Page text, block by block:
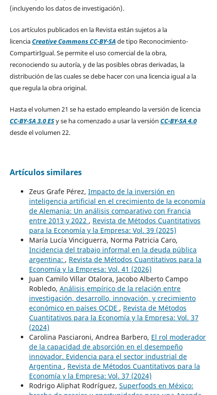
(incluyendo los datos de investigación).
Los artículos publicados en la Revista están sujetos a la
licenciaCreative Commons CC-BY-SAde tipo Reconocimiento-
CompartirIgual. Se permite el uso comercial de la obra,
reconociendo su autoría, y de las posibles obras derivadas, la
distribución de las cuales se debe hacer con una licencia igual a la
que regula la obra original.
Hasta el volumen 21 se ha estado empleando la versión de licencia
CC-BY-SA 3.0 ESy se ha comenzado a usar la versión CC-BY-SA 4.0
desde el volumen 22.
Artículos similares
Zeus Grafe Pérez, Impacto de la inversión en
inteligencia artificial en el crecimiento de la economía
de Alemania: Un análisis comparativo con Francia
entre 2013 y 2022 , Revista de Métodos Cuantitativos
para la Economía y la Empresa: Vol. 39 (2025)
María Lucía Vinciguerra, Norma Patricia Caro,
Incidencia del trabajo informal en la deuda pública
argentina: , Revista de Métodos Cuantitativos para la
Economía y la Empresa: Vol. 41 (2026)
Juan Camilo Villar Otalora, Jacobo Alberto Campo
Robledo, Análisis empírico de la relación entre
investigación, desarrollo, innovación, y crecimiento
económico en países OCDE , Revista de Métodos
Cuantitativos para la Economía y la Empresa: Vol. 37
(2024)
Carolina Pasciaroni, Andrea Barbero, El rol moderador
de la capacidad de absorción en el desempeño
innovador. Evidencia para el sector industrial de
Argentina , Revista de Métodos Cuantitativos para la
Economía y la Empresa: Vol. 37 (2024)
Rodrigo Aliphat Rodríguez, Superfoods en México: